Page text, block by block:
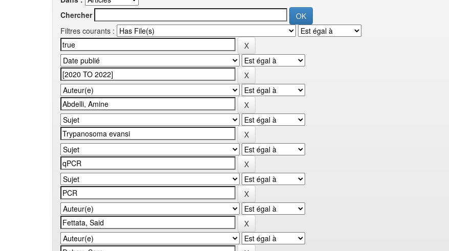
Chercher
Filtres courants :